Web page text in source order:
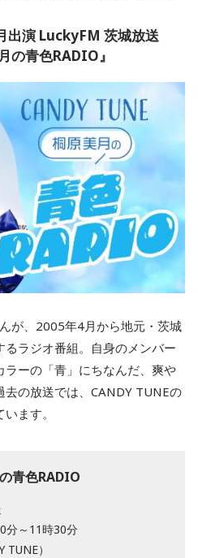
出演 LuckyFM 茨城放送
の青色RADIO』
が、2005年4月から地元・茨城
ラジオ番組。自身のメンバー
ラーの「青」にちなんだ、爽や
の放送では、CANDY TUNEの
ます。
青色RADIO
分～11時30分
）